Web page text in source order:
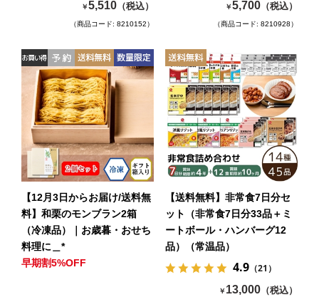
￥5,510 （税込）
（商品コード: 8210152）
￥5,700 （税込）
（商品コード: 8210928）
【12月3日からお届け/送料無
料】和栗のモンブラン2箱
（冷凍品）｜お歳暮・おせち
料理に＿*
早期割5%OFF
【送料無料】非常食7日分セ
ット（非常食7日分33品＋ミ
ートボール・ハンバーグ12
品）（常温品）
4.9（21）
￥ 13,000 （税込）